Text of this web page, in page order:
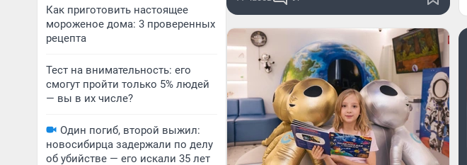
Как приготовить настоящее
мороженое дома: 3 проверенных
рецепта
Тест на внимательность: его
смогут пройти только 5% людей
— вы в их числе?
Один погиб, второй выжил:
новосибирца задержали по делу
об убийстве — его искали 35 лет